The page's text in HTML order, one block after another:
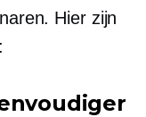
Hier zijn